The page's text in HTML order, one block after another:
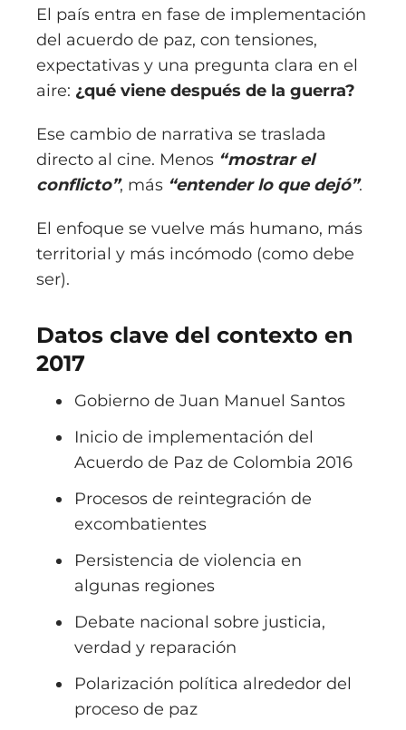
El país entra en fase de implementación
del acuerdo de paz, con tensiones,
expectativas y una pregunta clara en el
aire: ¿qué viene después de la guerra?
Ese cambio de narrativa se traslada
directo al cine. Menos “mostrar el
conflicto”, más “entender lo que dejó”.
El enfoque se vuelve más humano, más
territorial y más incómodo (como debe
ser).
Datos clave del contexto en
2017
Gobierno de Juan Manuel Santos
Inicio de implementación del
Acuerdo de Paz de Colombia 2016
Procesos de reintegración de
excombatientes
Persistencia de violencia en
algunas regiones
Debate nacional sobre justicia,
verdad y reparación
Polarización política alrededor del
proceso de paz